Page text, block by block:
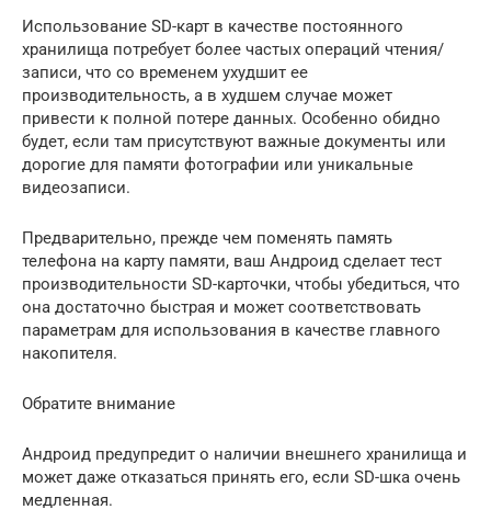
Использование SD-карт в качестве постоянного
хранилища потребует более частых операций чтения/
записи, что со временем ухудшит ее
производительность, а в худшем случае может
привести к полной потере данных. Особенно обидно
будет, если там присутствуют важные документы или
дорогие для памяти фотографии или уникальные
видеозаписи.
Предварительно, прежде чем поменять память
телефона на карту памяти, ваш Андроид сделает тест
производительности SD-карточки, чтобы убедиться, что
она достаточно быстрая и может соответствовать
параметрам для использования в качестве главного
накопителя.
Обратите внимание
Андроид предупредит о наличии внешнего хранилища и
может даже отказаться принять его, если SD-шка очень
медленная.